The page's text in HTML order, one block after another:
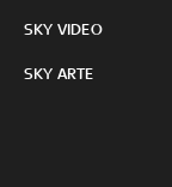
SKY VIDEO
SKY ARTE